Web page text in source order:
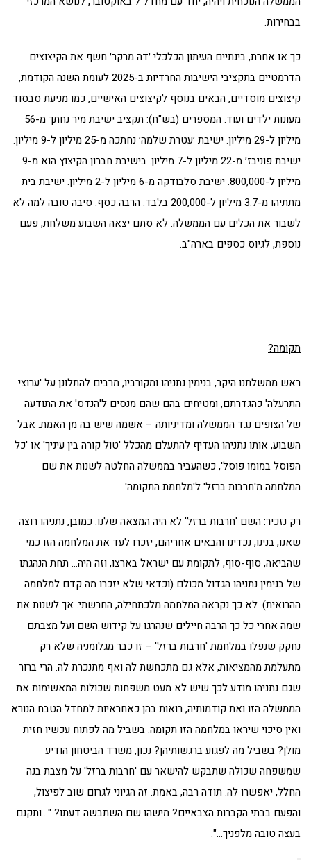
בבחירות.
כך או אחרת, בינתיים העיתון הכלכלי ׳דה מרקר׳ חשף את הקיצוצים
הדרמטיים בתקציבי הישיבות החרדיות ב-2025 לעומת השנה הקודמת,
קיצוצים מוסדיים, הבאים בנוסף לקיצוצים האישיים, כמו מניעת סבסוד
מעונות ילדים ועוד. המספרים (בש"ח): תקציב ישיבת מיר נחתך מ-56
מיליון ל-29 מיליון. ישיבת ׳עטרת שלמה׳ נחתכה מ-25 מיליון ל-9 מיליון.
ישיבת פוניבז׳ מ-22 מיליון ל-7 מיליון. בישיבת חברון הקיצוץ הוא מ-9
מיליון ל-800,000. ישיבת סלבודקה מ-6 מיליון ל-2 מיליון. ישיבת בית
מתתיהו מ-3.7 מיליון ל-200,000 בלבד. הרבה כסף. סיבה טובה למה לא
לשבור את הכלים עם הממשלה. לא סתם יצאה השבוע משלחת, פעם
נוספת, לגיוס כספים בארה"ב.
תקומה?
ראש ממשלתנו היקר, בנימין נתניהו ומקורביו, מרבים להתלונן על 'ערוצי
התרעלה' כהגדרתם, ומטיחים בהם שהם מנסים ל'הנדס' את התודעה
של הצופים נגד הממשלה ומדיניותה – אשמה שיש בה מן האמת. אבל
השבוע, אותו נתניהו העדיף להתעלם מהכלל 'טול קורה בין עיניך' או 'כל
הפוסל במומו פוסל', כשהעביר בממשלה החלטה לשנות את שם
המלחמה מ'חרבות ברזל' ל'מלחמת התקומה'.
רק נזכיר: השם 'חרבות ברזל' לא היה המצאה שלנו. כמובן, נתניהו רוצה
שאנו, בנינו, נכדינו והבאים אחריהם, יזכרו לעד את המלחמה הזו כמי
שהביאה, סוף-סוף, לתקומת עם ישראל בארצו, וזה היה… תחת הנהגתו
של בנימין נתניהו הגדול מכולם (וכדאי שלא יזכרו מה קדם למלחמה
ההרואית). לא כך נקראה המלחמה מלכתחילה, החרשתי. אך לשנות את
שמה אחרי כל כך הרבה חיילים שנהרגו על קידוש השם ועל מצבתם
נחקק שנפלו במלחמת 'חרבות ברזל' – זו כבר מגלומניה שלא רק
מתעלמת מהמציאות, אלא גם מתכחשת לה ואף מתנכרת לה. הרי ברור
שגם נתניהו מודע לכך שיש לא מעט משפחות שכולות המאשימות את
הממשלה הזו ואת קודמותיה, רואות בהן כאחראיות למחדל הטבח הנורא
ואין סיכוי שיראו במלחמה הזו תקומה. בשביל מה לפתוח עכשיו חזית
מולן? בשביל מה לפגוע ברגשותיהן? נכון, משרד הביטחון הודיע
שמשפחה שכולה שתבקש להישאר עם 'חרבות ברזל' על מצבת בנה
החלל, יאפשרו לה. תודה רבה, באמת. זה הגיוני לגרום שוב לפיצול,
והפעם בבתי הקברות הצבאיים? מישהו שם השתבשה דעתו? "…ותקנם
בעצה טובה מלפניך…".